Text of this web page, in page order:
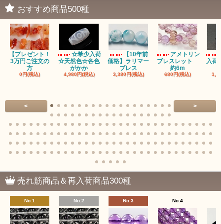
おすすめ商品500種
【プレゼント！
3万円ご注文の
方
0円(税込)
☆希少入荷
☆天然色☆各色
がかか
4,980円(税込)
【10年前
価格】ラリマー
ブレス
3,380円(税込)
アメトリン
ブレスレット
約6m
680円(税込)
入荷
< >
売れ筋商品＆再入荷商品300種
No.1 No.2 No.3 No.4